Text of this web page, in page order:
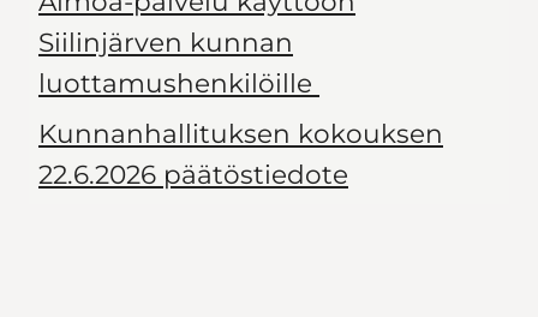
Siilinjärven kunnan
luottamushenkilöille
Kunnanhallituksen kokouksen
22.6.2026 päätöstiedote